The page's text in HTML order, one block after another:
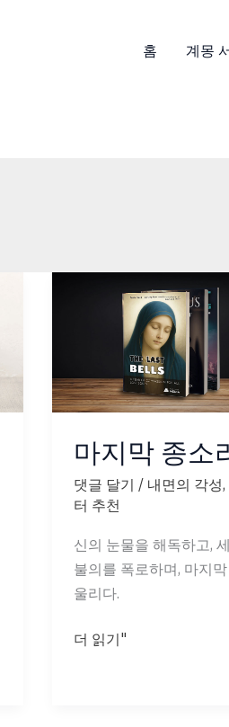
홈 계몽
마지막 종소
댓글 달기 / 내면의 각성,
터 추천
신의 눈물을 해독하고,
불의를 폭로하며, 마지
울리다.
마
더 읽기"